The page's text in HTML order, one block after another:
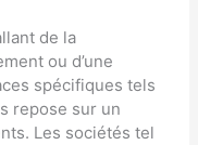
de la
ou d’une
spécifiques tels
repose sur un
Les sociétés tel